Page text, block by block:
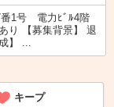
番1号 電力ﾋﾞﾙ4階
り 【募集背景】 退
】 ...
キープ